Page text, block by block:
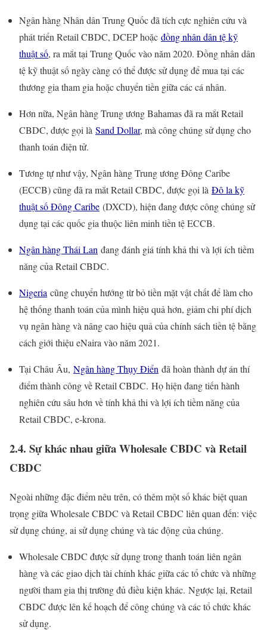
Ngân hàng Nhân dân Trung Quốc đã tích cực nghiên cứu và
phát triển Retail CBDC, DCEP hoặc đồng nhân dân tệ kỹ
thuật số, ra mắt tại Trung Quốc vào năm 2020. Đồng nhân dân
tệ kỹ thuật số ngày càng có thể được sử dụng để mua tại các
thương gia tham gia hoặc chuyển tiền giữa các cá nhân.
Hơn nữa, Ngân hàng Trung ương Bahamas đã ra mắt Retail
CBDC, được gọi là Sand Dollar, mà công chúng sử dụng cho
thanh toán điện tử.
Tương tự như vậy, Ngân hàng Trung ương Đông Caribe
(ECCB) cũng đã ra mắt Retail CBDC, được gọi là Đô la kỹ
thuật số Đông Caribe (DXCD), hiện đang được công chúng sử
dụng tại các quốc gia thuộc liên minh tiền tệ ECCB.
Ngân hàng Thái Lan đang đánh giá tính khả thi và lợi ích tiềm
năng của Retail CBDC.
Nigeria cũng chuyển hướng từ bỏ tiền mặt vật chất để làm cho
hệ thống thanh toán của mình hiệu quả hơn, giảm chi phí dịch
vụ ngân hàng và nâng cao hiệu quả của chính sách tiền tệ bằng
cách giới thiệu eNaira vào năm 2021.
Tại Châu Âu, Ngân hàng Thụy Điển đã hoàn thành dự án thí
điểm thành công về Retail CBDC. Họ hiện đang tiến hành
nghiên cứu sâu hơn về tính khả thi và lợi ích tiềm năng của
Retail CBDC, e-krona.
2.4. Sự khác nhau giữa Wholesale CBDC và Retail
CBDC
Ngoài những đặc điểm nêu trên, có thêm một số khác biệt quan
trọng giữa Wholesale CBDC và Retail CBDC liên quan đến: việc
sử dụng chúng, ai sử dụng chúng và tác động của chúng.
Wholesale CBDC được sử dụng trong thanh toán liên ngân
hàng và các giao dịch tài chính khác giữa các tổ chức và những
người tham gia thị trường đủ điều kiện khác. Ngược lại, Retail
CBDC được lên kế hoạch để công chúng và các tổ chức khác
sử dụng.